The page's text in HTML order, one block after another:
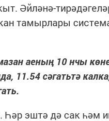
Әйләнә-
тамырлары
аеның 10 нчы
11.54 сәгатьтә
Һәр эштә дә сак һәм